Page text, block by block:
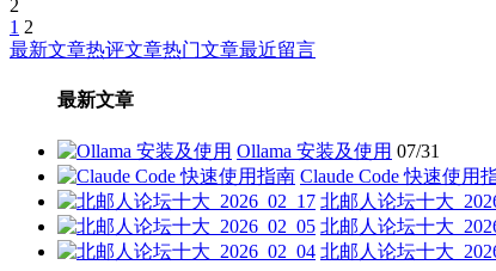
2
文
1 2
最新文章热评文章热门文章最近留言
最新文章
Ollama 安装及使用 07/31
Claude Code 快速使用
北邮人论坛十大
北邮人论坛十大
北邮人论坛十大